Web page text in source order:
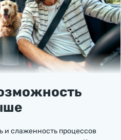
и слаженность процессов